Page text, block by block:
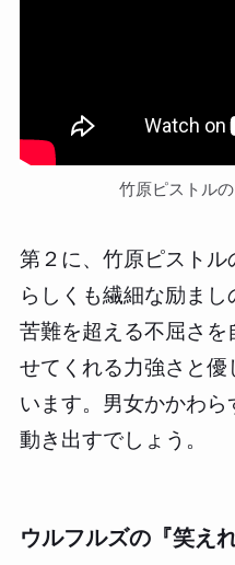
竹原ピストルの
第２に、竹原ピスト
らしくも繊細な励まし
苦難を超える不屈さを
せてくれる力強さと優
います。男女かかわ
動き出すでしょう。
ウルフルズの『笑えれ